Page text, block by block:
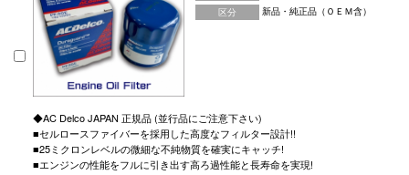
区分
新品・純正品（ＯＥＭ含）
◆AC Delco JAPAN 正規品 (並行品にご注意下さい)
■セルロースファイバーを採用した高度なフィルター設計!!
■25ミクロンレベルの微細な不純物質を確実にキャッチ!
■エンジンの性能をフルに引き出す高ろ過性能と長寿命を実現!